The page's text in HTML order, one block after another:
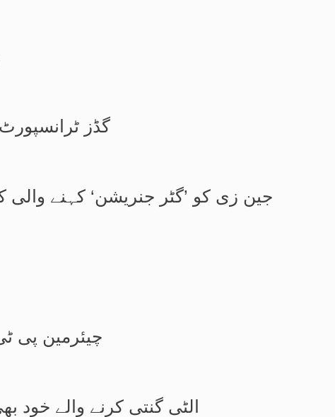
گڈز
جین زی کو ’گٹر جنریشن‘ کہنے والی
چیئرمین پی
’الٹی گنتی کرنے والے خود